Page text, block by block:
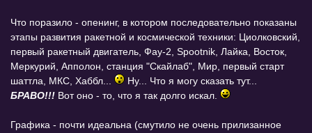
Что поразило - опенинг, в котором последовательно показаны
этапы развития ракетной и космической техники: Циолковский,
первый ракетный двигатель, Фау-2, Spootnik, Лайка, Восток,
Меркурий, Апполон, станция "Скайлаб", Мир, первый старт
шаттла, МКС, Хаббл...
Ну... Что я могу сказать тут...
БРАВО!!! Вот оно - то, что я так долго искал.
Графика - почти идеальна (смутило не очень прилизанное